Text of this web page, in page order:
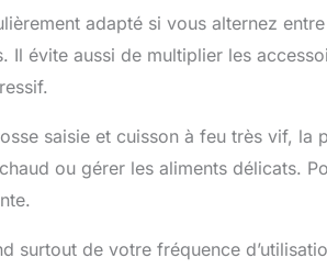
adapté si vous alternez
Il évite aussi de multiplier les
saisie et cuisson à feu très vif, la
ou gérer les aliments délicats.
surtout de votre fréquence